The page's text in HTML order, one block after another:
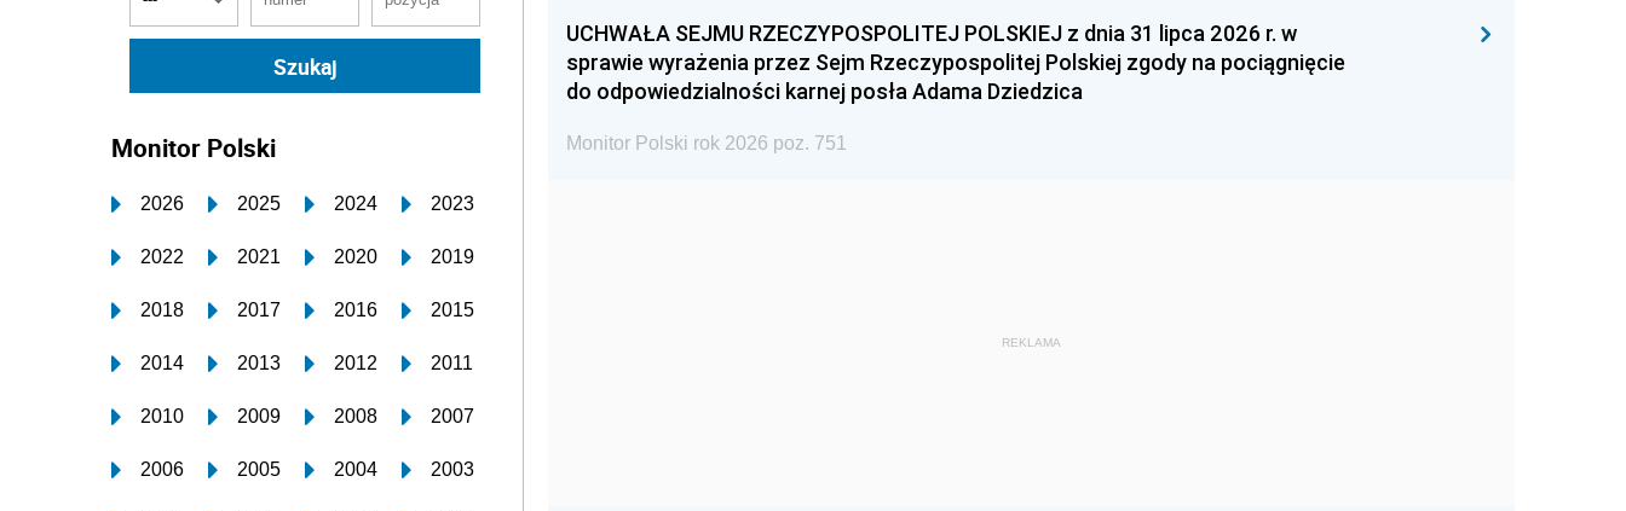
Monitor Polski
2026 2025 2024 2023
2022 2021 2020 2019
2018 2017 2016 2015
2014 2013 2012 2011
2010 2009 2008 2007
2006 2005 2004 2003
UCHWAŁA SEJMU RZECZYPOSPOLITEJ POLSKIEJ z dnia 31 lipca 2026 r. w
sprawie wyrażenia przez Sejm Rzeczypospolitej Polskiej zgody na pociągnięcie
do odpowiedzialności karnej posła Adama Dziedzica
Monitor Polski rok 2026 poz. 751
REKLAMA